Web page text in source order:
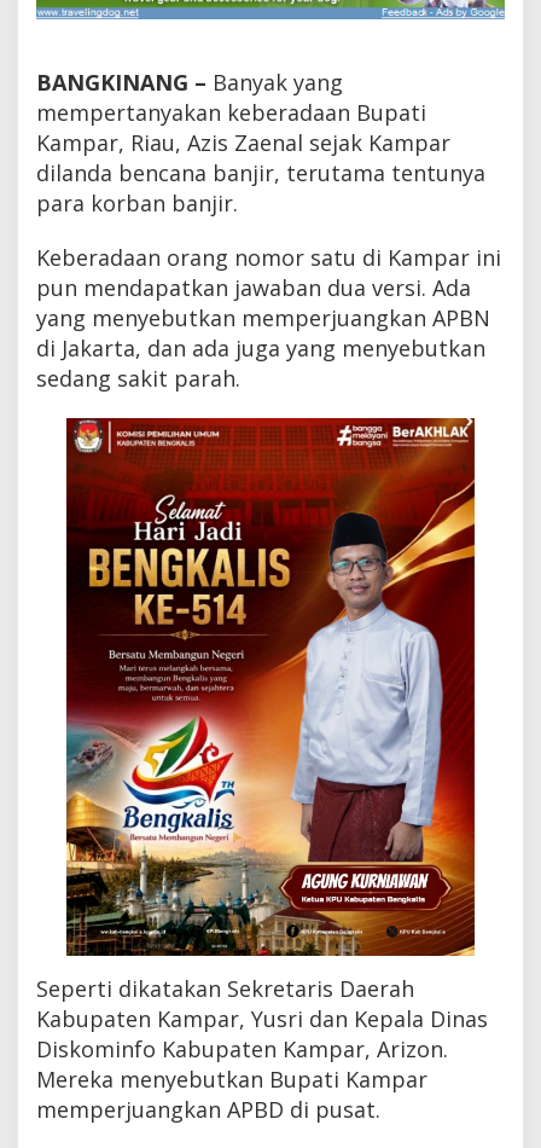
p
a
r
i
K
d
e
a
n
,
I
n
i
P
s
a
n
B
u
p
a
t
i
K
a
m
p
a
r
K
e
p
a
d
a
B
a
w
a
a
n
d
a
n
P
a
BANGKINANG – Banyak yang
mempertanyakan keberadaan Bupati
Kampar, Riau, Azis Zaenal sejak Kampar
dilanda bencana banjir, terutama tentunya
para korban banjir.
Keberadaan orang nomor satu di Kampar ini
pun mendapatkan jawaban dua versi. Ada
yang menyebutkan memperjuangkan APBN
di Jakarta, dan ada juga yang menyebutkan
sedang sakit parah.
Seperti dikatakan Sekretaris Daerah
Kabupaten Kampar, Yusri dan Kepala Dinas
Diskominfo Kabupaten Kampar, Arizon.
Mereka menyebutkan Bupati Kampar
memperjuangkan APBD di pusat.